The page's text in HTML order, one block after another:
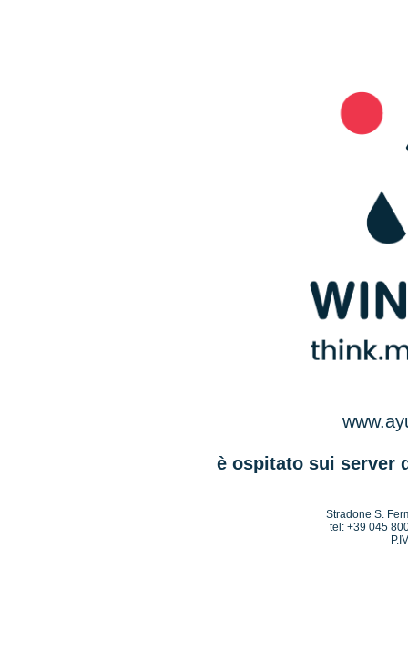
è ospitato sui server
Stradone S.
tel: +39 045